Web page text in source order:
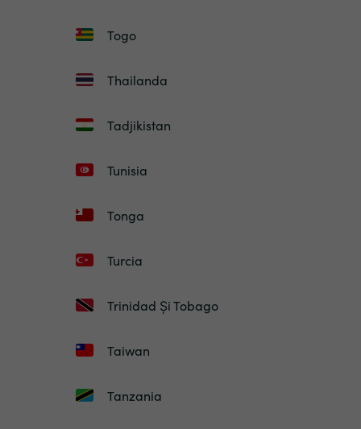
Togo
Thailanda
Tadjikistan
Tunisia
Tonga
Turcia
Trinidad Și Tobago
Taiwan
Tanzania